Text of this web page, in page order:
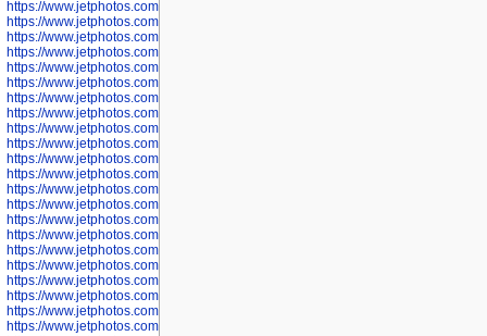
https://www.jetphotos.com/photographer/601264
https://www.jetphotos.com/photographer/601265
https://www.jetphotos.com/photographer/601266
https://www.jetphotos.com/photographer/601267
https://www.jetphotos.com/photographer/601268
https://www.jetphotos.com/photographer/601269
https://www.jetphotos.com/photographer/601270
https://www.jetphotos.com/photographer/601272
https://www.jetphotos.com/photographer/601273
https://www.jetphotos.com/photographer/602779
https://www.jetphotos.com/photographer/602780
https://www.jetphotos.com/photographer/602781
https://www.jetphotos.com/photographer/602782
https://www.jetphotos.com/photographer/600111
https://www.jetphotos.com/photographer/600112
https://www.jetphotos.com/photographer/600148
https://www.jetphotos.com/photographer/600151
https://www.jetphotos.com/photographer/600155
https://www.jetphotos.com/photographer/600157
https://www.jetphotos.com/photographer/600159
https://www.jetphotos.com/photographer/600161
https://www.jetphotos.com/photographer/600163